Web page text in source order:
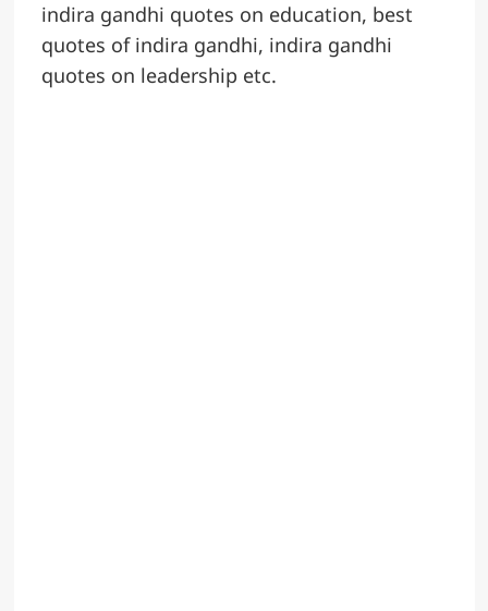
indira gandhi quotes on education, best
quotes of indira gandhi, indira gandhi
quotes on leadership etc.